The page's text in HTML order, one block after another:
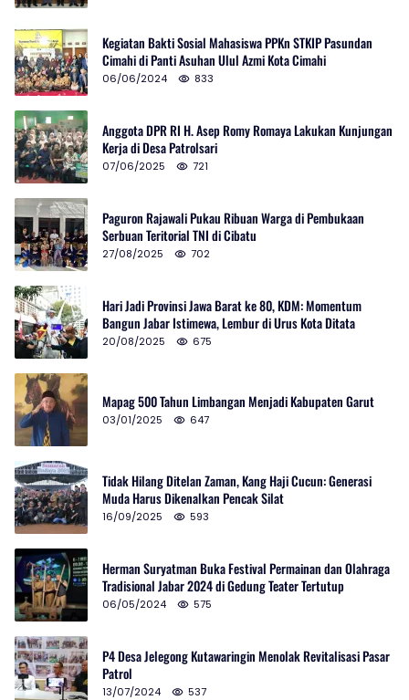
Kegiatan Bakti Sosial Mahasiswa PPKn STKIP Pasundan
Cimahi di Panti Asuhan Ulul Azmi Kota Cimahi
06/06/2024 833
Anggota DPR RI H. Asep Romy Romaya Lakukan Kunjungan
Kerja di Desa Patrolsari
07/06/2025 721
Paguron Rajawali Pukau Ribuan Warga di Pembukaan
Serbuan Teritorial TNI di Cibatu
27/08/2025 702
Hari Jadi Provinsi Jawa Barat ke 80, KDM: Momentum
Bangun Jabar Istimewa, Lembur di Urus Kota Ditata
20/08/2025 675
Mapag 500 Tahun Limbangan Menjadi Kabupaten Garut
03/01/2025 647
Tidak Hilang Ditelan Zaman, Kang Haji Cucun: Generasi
Muda Harus Dikenalkan Pencak Silat
16/09/2025 593
Herman Suryatman Buka Festival Permainan dan Olahraga
Tradisional Jabar 2024 di Gedung Teater Tertutup
06/05/2024 575
P4 Desa Jelegong Kutawaringin Menolak Revitalisasi Pasar
Patrol
13/07/2024 537